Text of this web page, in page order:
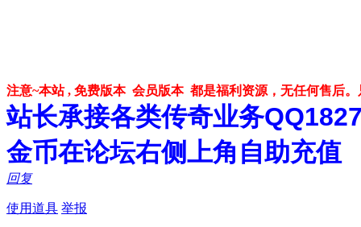
注意~本站 , 免费版本 会员版本 都是福利资源，无任何售后
站长承接各类传奇业务
金币在论坛右侧上角自助充值
回复
使用道具 举报